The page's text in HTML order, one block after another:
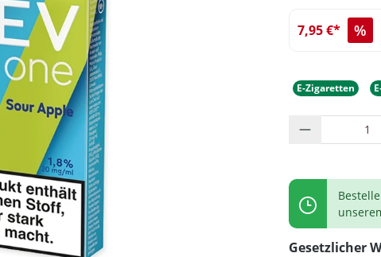
7,95 €* %
E-Zigaretten
Produkt
Gesetzlicher